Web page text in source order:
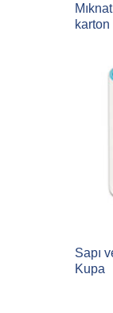
karton
Sapı
Kupa